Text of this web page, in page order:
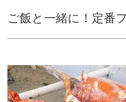
ご飯と一緒に！定番